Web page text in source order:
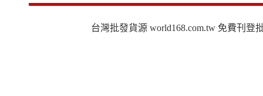
台灣批發貨源 world168.com.tw 免費刊登